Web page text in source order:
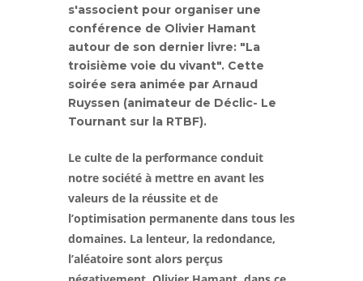
s'associent pour organiser une
conférence de Olivier Hamant
autour de son dernier livre: "La
troisième voie du vivant". Cette
soirée sera animée par Arnaud
Ruyssen (animateur de Déclic- Le
Tournant sur la RTBF).
Le culte de la performance conduit
notre société à mettre en avant les
valeurs de la réussite et de
l’optimisation permanente dans tous les
domaines. La lenteur, la redondance,
l’aléatoire sont alors perçus